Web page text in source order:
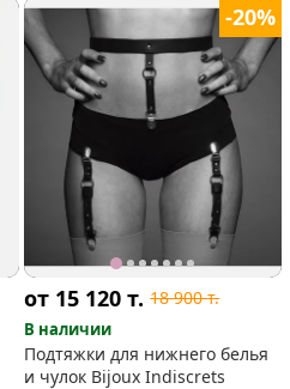
-20%
от 15 120т. 18 900т.
В наличии
Подтяжки для нижнего белья
и чулок Bijoux Indiscrets